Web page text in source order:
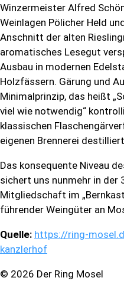
Winzermeister Alfred
Weinlagen Pölicher Held
Anschnitt der alten
aromatisches Lesegut
Ausbau in modernen
Holzfässern. Gärung und
Minimalprinzip, das heißt
viel wie notwendig“
klassischen
eigenen Brennerei
Das konsequente Niveau
sichert uns nunmehr in der
Mitgliedschaft im
führender Weingüter an
Quelle: https://ring-
kanzlerhof
© 2026 Der Ring Mosel